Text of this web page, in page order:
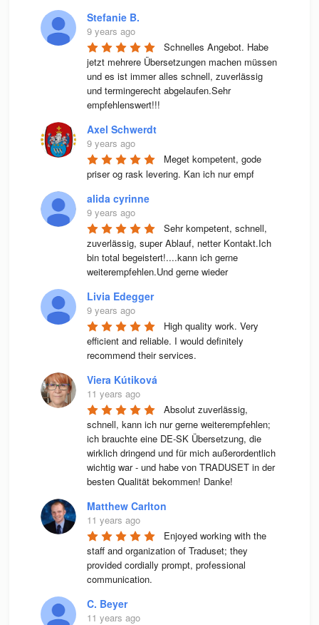
Stefanie B.
9 years ago
Schnelles Angebot. Habe
jetzt mehrere Übersetzungen machen müssen
und es ist immer alles schnell, zuverlässig
und termingerecht abgelaufen.Sehr
empfehlenswert!!!
Axel Schwerdt
9 years ago
Meget kompetent, gode
priser og rask levering. Kan ich nur empf
alida cyrinne
9 years ago
Sehr kompetent, schnell,
zuverlässig, super Ablauf, netter Kontakt.Ich
bin total begeistert!....kann ich gerne
weiterempfehlen.Und gerne wieder
Livia Edegger
9 years ago
High quality work. Very
efficient and reliable. I would definitely
recommend their services.
Viera Kútiková
11 years ago
Absolut zuverlässig,
schnell, kann ich nur gerne weiterempfehlen;
ich brauchte eine DE-SK Übersetzung, die
wirklich dringend und für mich außerordentlich
wichtig war - und habe von TRADUSET in der
besten Qualität bekommen! Danke!
Matthew Carlton
11 years ago
Enjoyed working with the
staff and organization of Traduset; they
provided cordially prompt, professional
communication.
C. Beyer
11 years ago